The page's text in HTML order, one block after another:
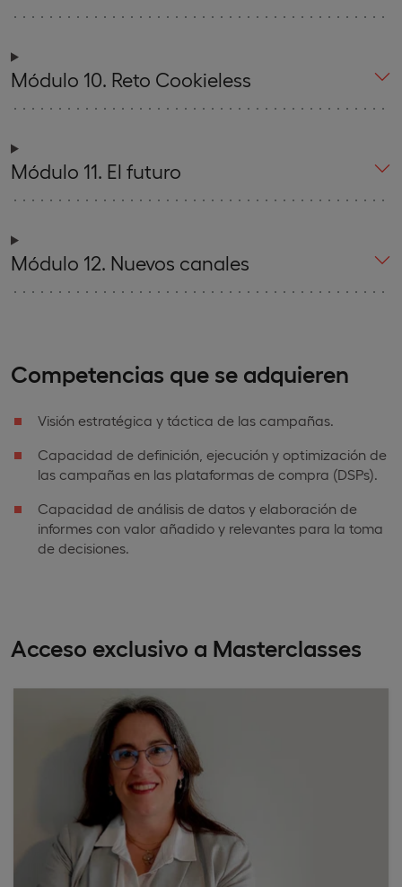
Módulo 10. Reto Cookieless
Módulo 11. El futuro
Módulo 12. Nuevos canales
Competencias que se adquieren
Visión estratégica y táctica de las campañas.
Capacidad de definición, ejecución y optimización de
las campañas en las plataformas de compra (DSPs).
Capacidad de análisis de datos y elaboración de
informes con valor añadido y relevantes para la toma
de decisiones.
Acceso exclusivo a Masterclasses